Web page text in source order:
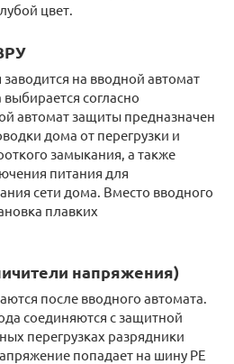
цвет.
на вводной автомат
согласно
автомат защиты предназначен
дома от перегрузки и
замыкания, а также
питания для
сети дома. Вместо вводного
плавких
напряжения)
после вводного автомата.
соединяются с защитной
перегрузках разрядники
попадает на шину PE